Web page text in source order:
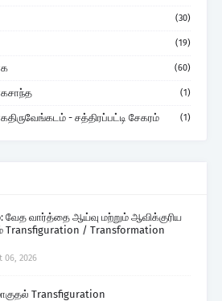
(30)
(19)
(60)
(1)
- சத்திரப்பட்டி சேகரம் (1)
வேத வார்த்தை ஆய்வு மற்றும் ஆவிக்குரிய
Transfiguration / Transformation
06, 2026
Transfiguration